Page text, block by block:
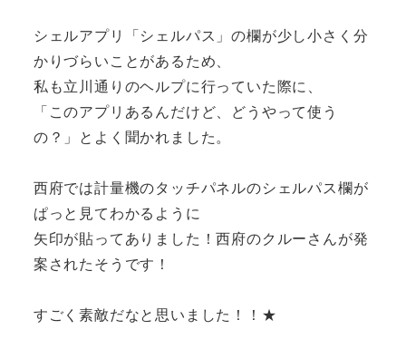
シェルアプリ「シェルパス」の欄が少し小さく分
かりづらいことがあるため、
私も立川通りのヘルプに行っていた際に、
「このアプリあるんだけど、どうやって使う
の？」とよく聞かれました。
西府では計量機のタッチパネルのシェルパス欄が
ぱっと見てわかるように
矢印が貼ってありました！西府のクルーさんが発
案されたそうです！
すごく素敵だなと思いました！！★